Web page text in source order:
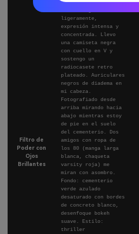
Filtro de
Poder con
Ojos
Brillantes
eléctrico brillante,
ligeramente,
expresión intensa y
concentrada. Llevo
una camiseta negra
con cuello en V y
sostengo un
radiocasete retro
plateado. Auriculares
negros de diadema en
mi cabeza.
Fotografiado desde
arriba mirando hacia
abajo mientras estoy
de pie en el suelo
del cementerio. Dos
amigos con ropa de
los 80 (manga larga
blanca, chaqueta
varsity roja) me
miran con asombro.
Fondo: cementerio
verde azulado
desaturado con bordes
de concreto blanco,
desenfoque bokeh
suave. Estilo:
thriller